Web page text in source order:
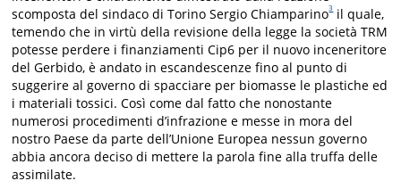
scomposta del sindaco di Torino Sergio Chiamparino3il quale,
temendo che in virtù della revisione della legge la società TRM
potesse perdere i finanziamenti Cip6 per il nuovo inceneritore
del Gerbido, è andato in escandescenze fino al punto di
suggerire al governo di spacciare per biomasse le plastiche ed
i materiali tossici. Così come dal fatto che nonostante
numerosi procedimenti d’infrazione e messe in mora del
nostro Paese da parte dell’Unione Europea nessun governo
abbia ancora deciso di mettere la parola fine alla truffa delle
assimilate.